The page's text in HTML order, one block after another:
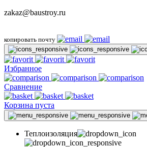
zakaz@baustroy.ru
копировать почту
Избранное
Сравнение
Корзина пуста
Теплоизоляция